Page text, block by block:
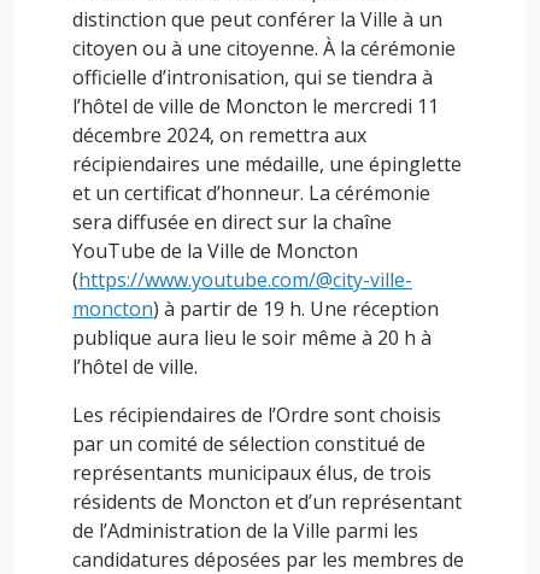
distinction que peut conférer la Ville à un
citoyen ou à une citoyenne. À la cérémonie
officielle d’intronisation, qui se tiendra à
l’hôtel de ville de Moncton le mercredi 11
décembre 2024, on remettra aux
récipiendaires une médaille, une épinglette
et un certificat d’honneur. La cérémonie
sera diffusée en direct sur la chaîne
YouTube de la Ville de Moncton
(https://www.youtube.com/@city-ville-
moncton) à partir de 19 h. Une réception
publique aura lieu le soir même à 20 h à
l’hôtel de ville.
Les récipiendaires de l’Ordre sont choisis
par un comité de sélection constitué de
représentants municipaux élus, de trois
résidents de Moncton et d’un représentant
de l’Administration de la Ville parmi les
candidatures déposées par les membres de